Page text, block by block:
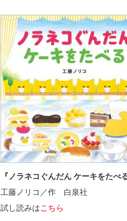
『ノラネコぐんだん ケーキをたべ
工藤ノリコ／作 白泉社
試し読みはこちら